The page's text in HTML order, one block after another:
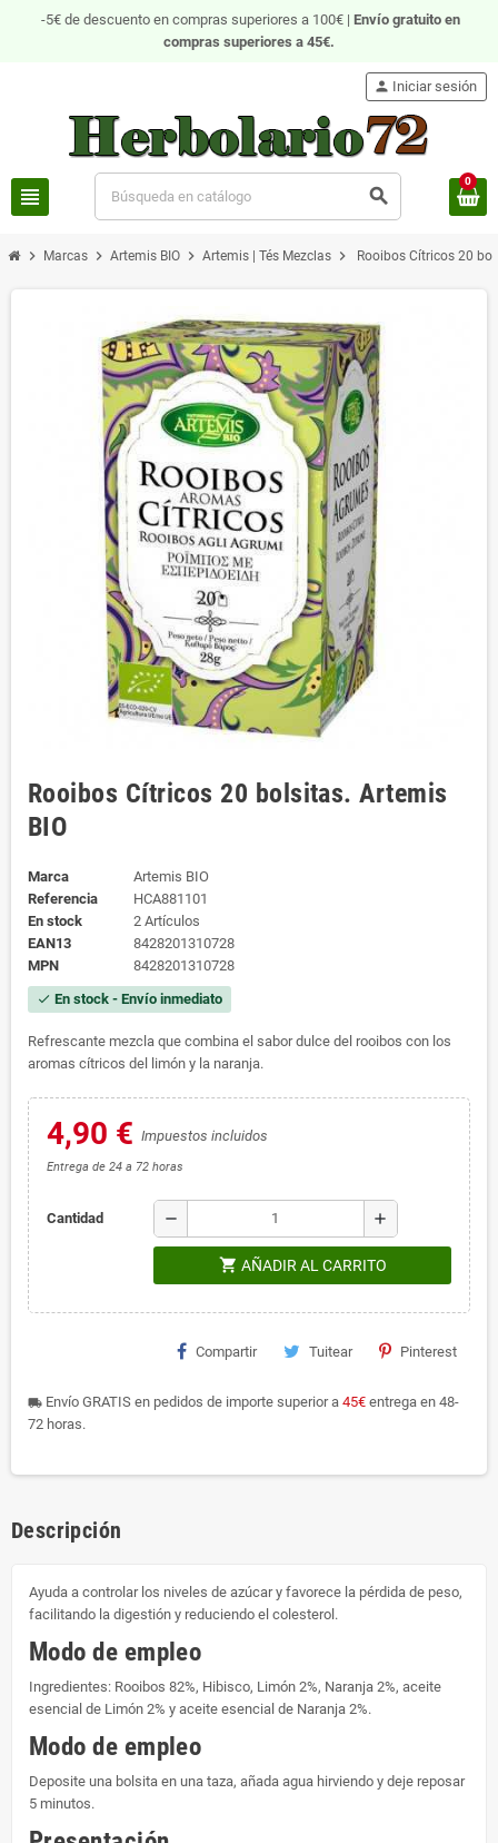
-5€ de descuento en compras superiores a 100€ | Envío gratuito en
compras superiores a 45€.
view_headline search
person Iniciar sesión
0
chevron_right Marcas chevron_right Artemis BIO chevron_right Artemis | Tés Mezclas chevron_right Rooibos Cítricos 20
Rooibos Cítricos 20 bolsitas. Artemis
BIO
Marca
Artemis BIO
Referencia
HCA881101
En stock
2 Artículos
EAN13
8428201310728
MPN
8428201310728
check En stock - Envío inmediato
Refrescante mezcla que combina el sabor dulce del rooibos con los
aromas cítricos del limón y la naranja.
4,90 € Impuestos incluidos
Entrega de 24 a 72 horas
Cantidad remove add
shopping_cart AÑADIR AL CARRITO
Compartir Tuitear Pinterest
local_shipping Envío GRATIS en pedidos de importe superior a 45€ entrega en 48-
72 horas.
Descripción
Ayuda a controlar los niveles de azúcar y favorece la pérdida de peso,
facilitando la digestión y reduciendo el colesterol.
Modo de empleo
Ingredientes: Rooibos 82%, Hibisco, Limón 2%, Naranja 2%, aceite
esencial de Limón 2% y aceite esencial de Naranja 2%.
Modo de empleo
Deposite una bolsita en una taza, añada agua hirviendo y deje reposar
5 minutos.